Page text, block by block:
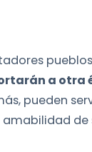
a otra
pueden
amabilidad